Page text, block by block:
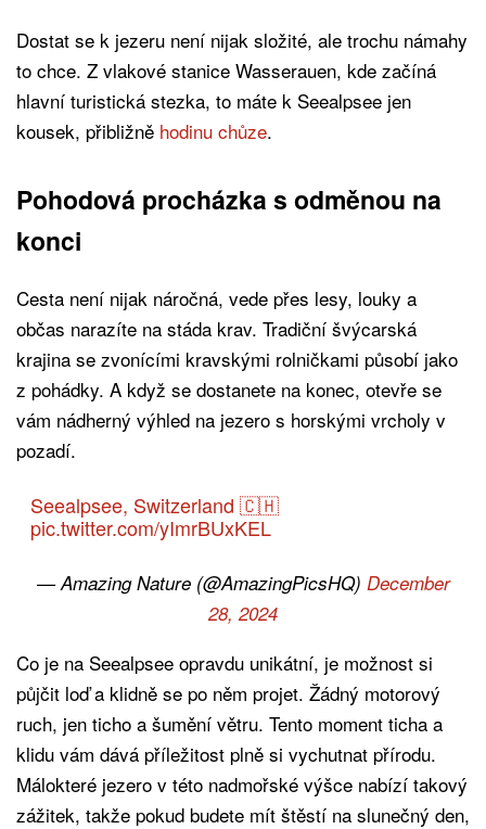
Dostat se k jezeru není nijak složité, ale trochu námahy
to chce. Z vlakové stanice Wasserauen, kde začíná
hlavní turistická stezka, to máte k Seealpsee jen
kousek, přibližně hodinu chůze.
Pohodová procházka s odměnou na
konci
Cesta není nijak náročná, vede přes lesy, louky a
občas narazíte na stáda krav. Tradiční švýcarská
krajina se zvonícími kravskými rolničkami působí jako
z pohádky. A když se dostanete na konec, otevře se
vám nádherný výhled na jezero s horskými vrcholy v
pozadí.
Seealpsee, Switzerland 🇨🇭
pic.twitter.com/yImrBUxKEL
— Amazing Nature (@AmazingPicsHQ) December
28, 2024
Co je na Seealpsee opravdu unikátní, je možnost si
půjčit loď a klidně se po něm projet. Žádný motorový
ruch, jen ticho a šumění větru. Tento moment ticha a
klidu vám dává příležitost plně si vychutnat přírodu.
Málokteré jezero v této nadmořské výšce nabízí takový
zážitek, takže pokud budete mít štěstí na slunečný den,